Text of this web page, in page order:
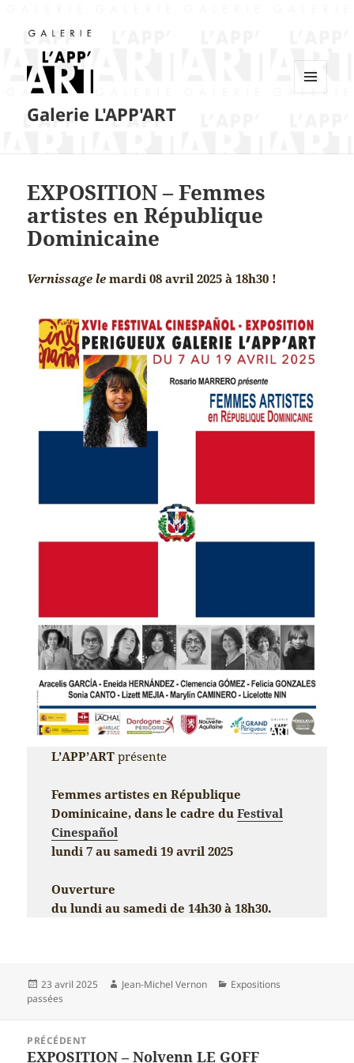
Galerie L'APP'ART
EXPOSITION – Femmes
artistes en République
Dominicaine
Vernissage lemardi 08 avril 2025 à 18h30 !
L’APP’ART présente
Femmes artistes en République
Dominicaine, dans le cadre du Festival
Cinespañol
lundi 7 au samedi 19 avril 2025
Ouverture
du lundi au samedi de 14h30 à 18h30.
Publié
le
23 avril 2025 Auteur
Jean-Michel Vernon Catégories
Expositions
passées
PRÉCÉDENT
Article
EXPOSITION – Nolvenn LE GOFF